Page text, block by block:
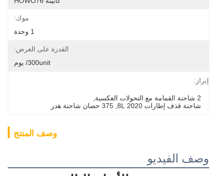
موك:
1 وحدة
القدرة على العرض:
300unit/ يوم
إبراز:
2 شاحنة القمامة مع التحولات العكسية
شاحنة قذف إطارات 2020 8L
375 حصان شاحنة هدر
وصف المنتج
وصف الفيديو